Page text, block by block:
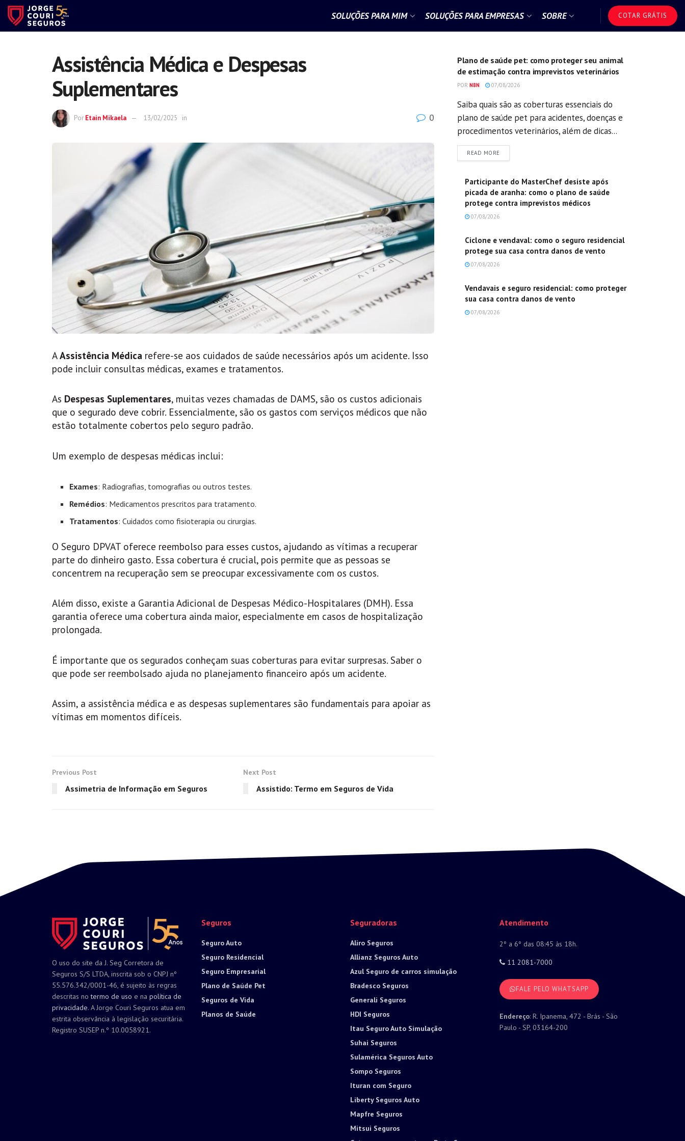
SOLUÇÕES PARA MIM SOLUÇÕES PARA EMPRESAS SOBRE COTAR GRÁTIS
Assistência Médica e Despesas
Suplementares
Por Etain Mikaela 13/02/2025 in 0
AAssistência Médica refere-se aos cuidados de saúde necessários após um acidente. Isso
pode incluir consultas médicas, exames e tratamentos.
As Despesas Suplementares, muitas vezes chamadas de DAMS, são os custos adicionais
que o segurado deve cobrir. Essencialmente, são os gastos com serviços médicos que não
estão totalmente cobertos pelo seguro padrão.
Um exemplo de despesas médicas inclui:
Exames: Radiografias, tomografias ou outros testes.
Remédios: Medicamentos prescritos para tratamento.
Tratamentos: Cuidados como fisioterapia ou cirurgias.
O Seguro DPVAT oferece reembolso para esses custos, ajudando as vítimas a recuperar
parte do dinheiro gasto. Essa cobertura é crucial, pois permite que as pessoas se
concentrem na recuperação sem se preocupar excessivamente com os custos.
Além disso, existe a Garantia Adicional de Despesas Médico-Hospitalares (DMH). Essa
garantia oferece uma cobertura ainda maior, especialmente em casos de hospitalização
prolongada.
É importante que os segurados conheçam suas coberturas para evitar surpresas. Saber o
que pode ser reembolsado ajuda no planejamento financeiro após um acidente.
Assim, a assistência médica e as despesas suplementares são fundamentais para apoiar as
vítimas em momentos difíceis.
Previous Post
Assimetria de Informação em Seguros
Next Post
Assistido: Termo em Seguros de Vida
Plano de saúde pet: como proteger seu animal
de estimação contra imprevistos veterinários
POR N8N 07/08/2026
Saiba quais são as coberturas essenciais do
plano de saúde pet para acidentes, doenças e
procedimentos veterinários, além de dicas...
READ MOREDETAILS
Participante do MasterChef desiste após
picada de aranha: como o plano de saúde
protege contra imprevistos médicos
07/08/2026
Ciclone e vendaval: como o seguro residencial
protege sua casa contra danos de vento
07/08/2026
Vendavais e seguro residencial: como proteger
sua casa contra danos de vento
07/08/2026
O uso do site da J. Seg Corretora de
Seguros S/S LTDA, inscrita sob o CNPJ nº
55.576.342/0001-46, é sujeito às regras
descritas notermo de uso e na política de
privacidade. A Jorge Couri Seguros atua em
estrita observância à legislação securitária.
Registro SUSEP n.º 10.0058921.
Seguros
Seguro Auto
Seguro Residencial
Seguro Empresarial
Plano de Saúde Pet
Seguros de Vida
Planos de Saúde
Seguradoras
Aliro Seguros
Allianz Seguros Auto
Azul Seguro de carros simulação
Bradesco Seguros
Generali Seguros
HDI Seguros
Itau Seguro Auto Simulação
Suhai Seguros
Sulamérica Seguros Auto
Sompo Seguros
Ituran com Seguro
Liberty Seguros Auto
Mapfre Seguros
Mitsui Seguros
Atendimento
2º a 6º das 08:45 às 18h.
11 2081-7000
FALE PELO WHATSAPP
Endereço: R. Ipanema, 472 - Brás - São
Paulo - SP, 03164-200